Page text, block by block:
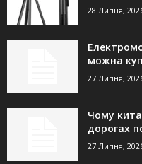
28 Липня,
можна
27 Липня,
Чому
дорогах
27 Липня,